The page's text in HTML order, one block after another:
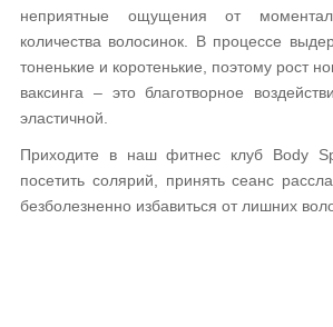
неприятные ощущения от
количества волосинок. В процессе
тоненькие и коротенькие, поэтому рост
ваксинга – это благотворное
эластичной.
Приходите в наш фитнес клуб Body
посетить солярий, принять сеанс
безболезненно избавиться от лишних